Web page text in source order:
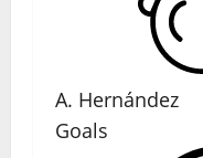
A. Hernández
Goals